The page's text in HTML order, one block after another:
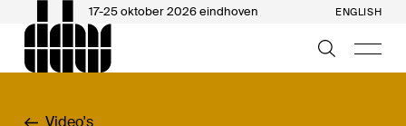
17-25 oktober 2026 eindhoven ENGLISH
Video's